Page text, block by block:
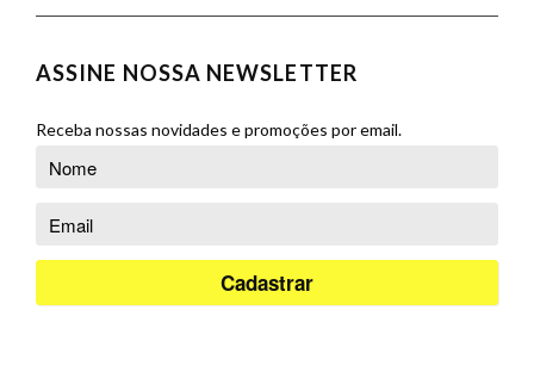
Blog
Orçamento
Aparadores
Cadeiras
Complementos
Poltronas
Puffs
ASSINE NOSSA NEWSLETTER
Receba nossas novidades e promoções por email.